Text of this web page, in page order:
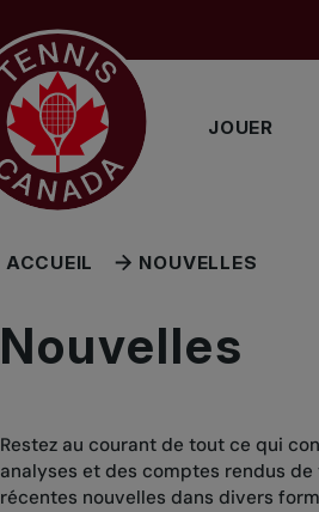
JOUER
ACCUEIL NOUVELLES
Nouvelles
Restez au courant de tout ce qui
analyses et des comptes rendus
récentes nouvelles dans divers